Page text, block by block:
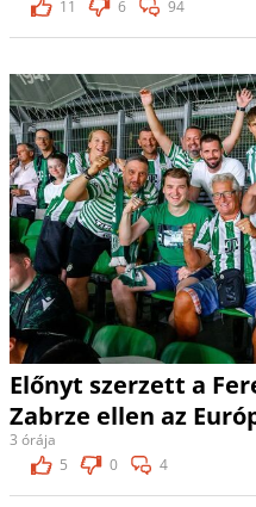
11
6 94
Előnyt szerzett a
Zabrze ellen az
3 órája
5
0 4